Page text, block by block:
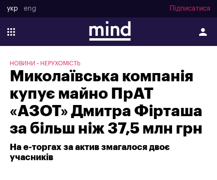
укр eng Підписатися
НОВИНИ НЕРУХОМІСТЬ
Миколаївська компанія
купує майно ПрАТ
«АЗОТ» Дмитра Фірташа
за більш ніж 37,5 млн грн
На е-торгах за актив змагалося двоє
учасників